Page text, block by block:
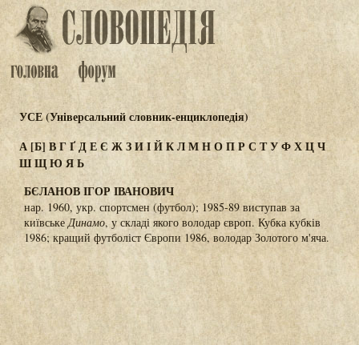
УСЕ (Універсальний словник-енциклопедія)
А[Б] ВГҐДЕЄ ЖЗИІЙКЛМНОПР СТУФХЦЧ
ШЩЮЯЬ
БЄЛАНОВ ІГОР ІВАНОВИЧ
нар. 1960, укр. спортсмен (футбол); 1985-89 виступав за
київськеДинамо, у складі якого володар європ. Кубка кубків
1986; кращий футболіст Європи 1986, володар Золотого м'яча.